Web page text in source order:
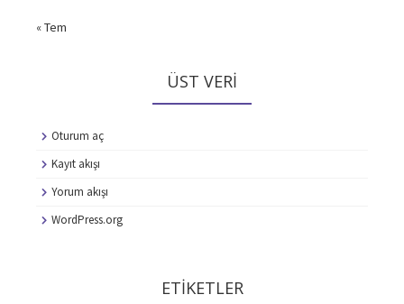
« Tem
ÜST VERI
Oturum aç
Kayıt akışı
Yorum akışı
WordPress.org
ETIKETLER